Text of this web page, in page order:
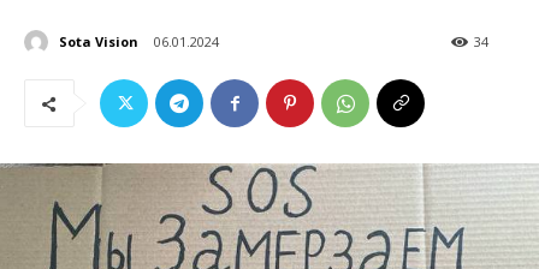
Sota Vision 06.01.2024 34